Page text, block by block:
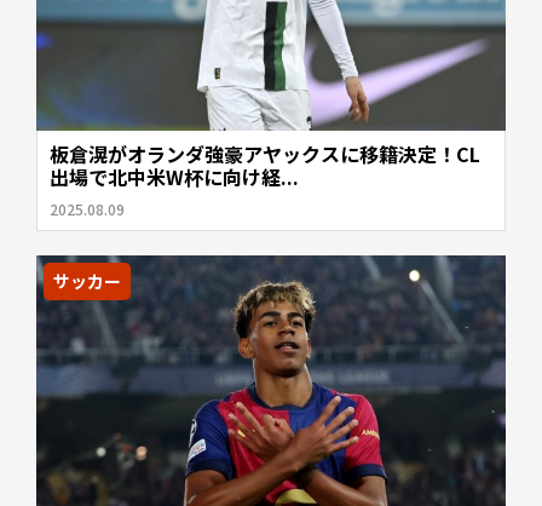
板倉滉がオランダ強豪アヤックスに移籍決定！CL
出場で北中米W杯に向け経...
2025.08.09
サッカー